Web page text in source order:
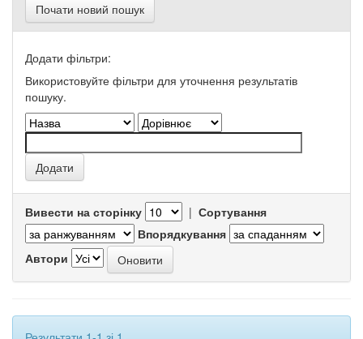
Почати новий пошук
Додати фільтри:
Використовуйте фільтри для уточнення результатів
пошуку.
Вивести на сторінку | Сортування
Впорядкування
Автори